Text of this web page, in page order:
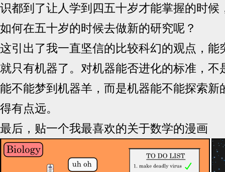
识都到了让人学到四五十岁才能掌握的时候
如何在五十岁的时候去做新的研究呢？
这引出了我一直坚信的比较科幻的观点，能
就只有机器了。对机器能否进化的标准，不
能不能梦到机器羊，而是机器能不能探索新
得有点远。
最后，贴一个我最喜欢的关于数学的漫画